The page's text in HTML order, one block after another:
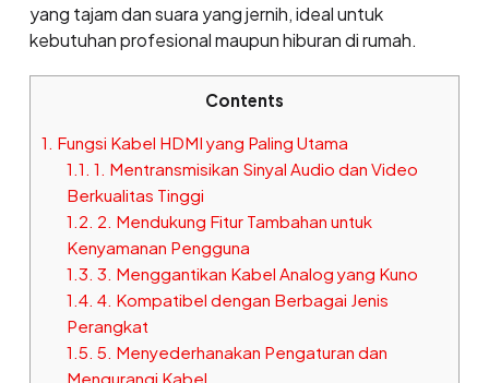
yang tajam dan suara yang jernih, ideal untuk
kebutuhan profesional maupun hiburan di rumah.
Contents
1. Fungsi Kabel HDMI yang Paling Utama
1.1. 1. Mentransmisikan Sinyal Audio dan Video
Berkualitas Tinggi
1.2. 2. Mendukung Fitur Tambahan untuk
Kenyamanan Pengguna
1.3. 3. Menggantikan Kabel Analog yang Kuno
1.4. 4. Kompatibel dengan Berbagai Jenis
Perangkat
1.5. 5. Menyederhanakan Pengaturan dan
Mengurangi Kabel